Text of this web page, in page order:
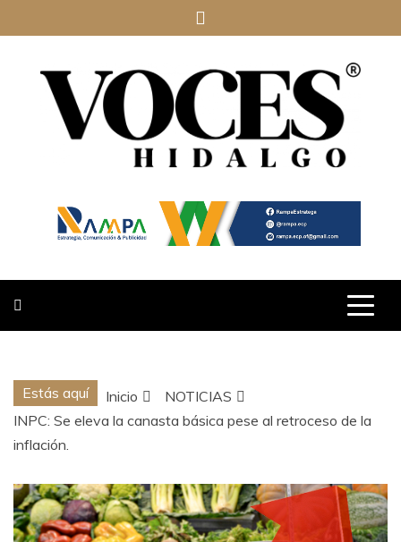
al
VOCES
HIDALGO
Estás aquí Inicio
NOTICIAS
INPC: Se eleva la canasta básica pese al retroceso de la
inflación.